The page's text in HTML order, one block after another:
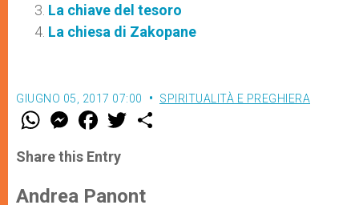
La chiave del tesoro
La chiesa di Zakopane
GIUGNO 05, 2017 07:00 SPIRITUALITÀ E PREGHIERA
W
t
s
p
M
e
s
e
g
F
a
e
b
o
w
r
Share this Entry
Andrea Panont